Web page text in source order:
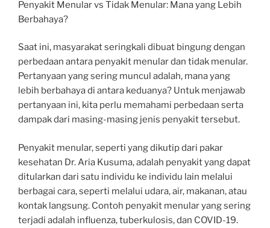
Penyakit Menular vs Tidak Menular: Mana yang Lebih
Berbahaya?
Saat ini, masyarakat seringkali dibuat bingung dengan
perbedaan antara penyakit menular dan tidak menular.
Pertanyaan yang sering muncul adalah, mana yang
lebih berbahaya di antara keduanya? Untuk menjawab
pertanyaan ini, kita perlu memahami perbedaan serta
dampak dari masing-masing jenis penyakit tersebut.
Penyakit menular, seperti yang dikutip dari pakar
kesehatan Dr. Aria Kusuma, adalah penyakit yang dapat
ditularkan dari satu individu ke individu lain melalui
berbagai cara, seperti melalui udara, air, makanan, atau
kontak langsung. Contoh penyakit menular yang sering
terjadi adalah influenza, tuberkulosis, dan COVID-19.